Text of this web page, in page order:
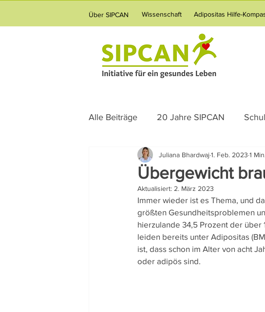
Über SIPCAN Wissenschaft Adipositas Hilfe-
Alle Beiträge 20 Jahre SIPCAN
Science News Ernährung
Verpflegung Vernetzung
Team-Gedanken Rezepte
Übergewicht
Juliana Bhardwaj1. Feb. 2023 1
Aktualisiert: 2. März 2023
Immer wieder ist es Thema, und
größten Gesundheitsproblemen
hierzulande 34,5 Prozent der über
leiden bereits unter Adipositas
ist, dass schon im Alter von acht
oder adipös sind.